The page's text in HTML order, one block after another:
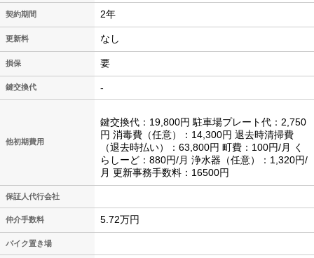
契約期間 2年
更新料 なし
損保 要
鍵交換代 -
他初期費用
鍵交換代：19,800円 駐車場プレート代：2,750
円 消毒費（任意）：14,300円 退去時清掃費
（退去時払い）：63,800円 町費：100円/月 く
らしーど：880円/月 浄水器（任意）：1,320円/
月 更新事務手数料：16500円
保証人代行会社
仲介手数料 5.72万円
バイク置き場